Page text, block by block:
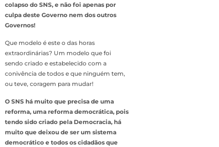
colapso do SNS, e não foi apenas por
culpa deste Governo nem dos outros
Governos!
Que modelo é este o das horas
extraordinárias? Um modelo que foi
sendo criado e estabelecido com a
conivência de todos e que ninguém tem,
ou teve, coragem para mudar!
O SNS há muito que precisa de uma
reforma, uma reforma democrática, pois
tendo sido criado pela Democracia, há
muito que deixou de ser um sistema
democrático e todos os cidadãos que